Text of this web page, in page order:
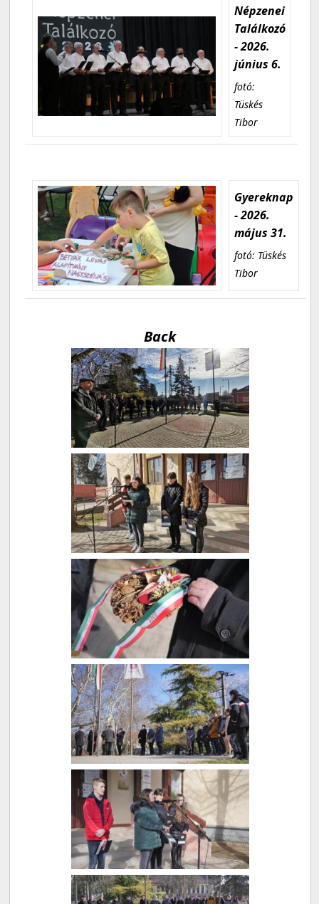
Népzenei
Találkozó
- 2026.
június 6.
fotó:
Tüskés
Tibor
Gyereknap
- 2026.
május 31.
fotó: Tüskés
Tibor
Back